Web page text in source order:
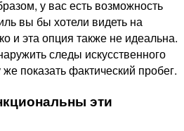
у вас есть возможность
вы бы хотели видеть на
и эта опция также не идеальна.
следы искусственного
показать фактический пробег.
эти